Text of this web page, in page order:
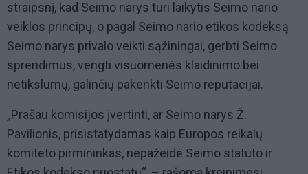
straipsnį, kad Seimo narys turi laikytis Seimo nario
veiklos principų, o pagal Seimo nario etikos kodeksą
Seimo narys privalo veikti sąžiningai, gerbti Seimo
sprendimus, vengti visuomenės klaidinimo bei
netikslumų, galinčių pakenkti Seimo reputacijai.
„Prašau komisijos įvertinti, ar Seimo narys Ž.
Pavilionis, prisistatydamas kaip Europos reikalų
komiteto pirmininkas, nepažeidė Seimo statuto ir